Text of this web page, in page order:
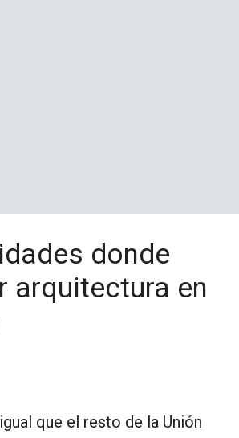
donde
arquitectura en
que el resto de la Unión